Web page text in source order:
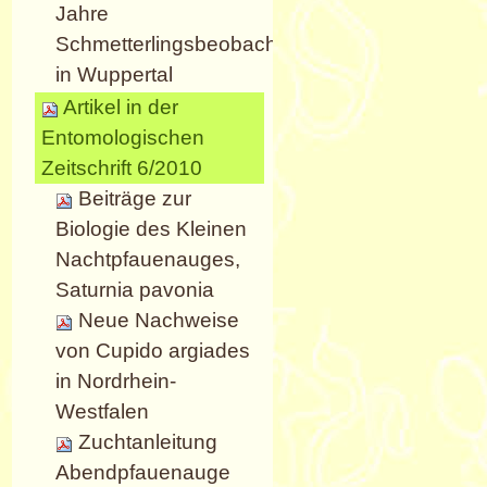
Jahre
Schmetterlingsbeobachtung
in Wuppertal
Artikel in der
Entomologischen
Zeitschrift 6/2010
Beiträge zur
Biologie des Kleinen
Nachtpfauenauges,
Saturnia pavonia
Neue Nachweise
von Cupido argiades
in Nordrhein-
Westfalen
Zuchtanleitung
Abendpfauenauge